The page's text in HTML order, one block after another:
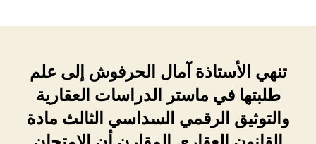
تنهي الأستاذة آمال الحرفوش إلى علم
طلبتها في ماستر الدراسات العقارية
والتوثيق الرقمي السداسي الثالث مادة